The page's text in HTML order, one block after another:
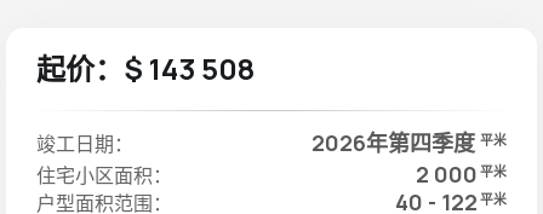
起价：$ 143 508
竣工日期： 2026年第四季度 平米
住宅小区面积： 2 000 平米
户型面积范围： 40 - 122 平米